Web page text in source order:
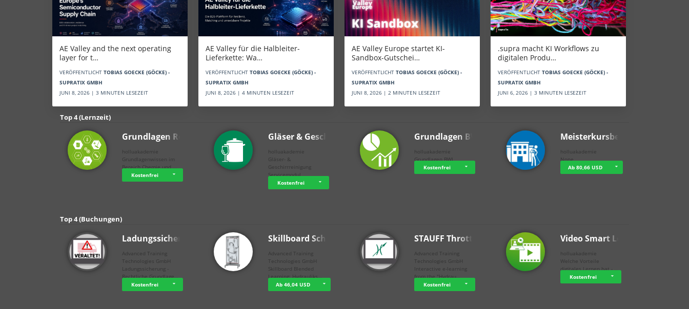
AE Valley and the next operating
layer for t…
VERÖFFENTLICHT TOBIAS GOECKE (GÖCKE) -
SUPRATIX GMBH
JUNI 8, 2026 | 3 MINUTEN LESEZEIT
AE Valley für die Halbleiter-
Lieferkette: Wa…
VERÖFFENTLICHT TOBIAS GOECKE (GÖCKE) -
SUPRATIX GMBH
JUNI 8, 2026 | 4 MINUTEN LESEZEIT
AE Valley Europe startet KI-
Sandbox-Gutschei…
VERÖFFENTLICHT TOBIAS GOECKE (GÖCKE) -
SUPRATIX GMBH
JUNI 8, 2026 | 2 MINUTEN LESEZEIT
.supra macht KI Workflows zu
digitalen Produ…
VERÖFFENTLICHT TOBIAS GOECKE (GÖCKE) -
SUPRATIX GMBH
JUNI 6, 2026 | 3 MINUTEN LESEZEIT
Top 4 (Lernzeit)
Grundlagen Rein…
holluakademie
Grundlagenwissen im
Bereich Chemie und …
Kostenfrei
Gläser & Geschi…
holluakademie
Gläser- &
Geschirrreinigung
Servicemodul
Kostenfrei
Grundlagen BWL
holluakademie
Grundlagen BWL
Kostenfrei
Meisterkursbegl…
holluakademie
None
Ab 80,66 USD
Top 4 (Buchungen)
Ladungssicherung
Advanced Training
Technologies GmbH
Ladungssicherung -
Rechtliche Grundlage…
Kostenfrei
Skillboard Schl…
Advanced Training
Technologies GmbH
Skillboard Blended
Learning: Hydrauliks…
Ab 46,04 USD
STAUFF Throttle…
Advanced Training
Technologies GmbH
Interactive e-learning
from the "Hydrau…
Kostenfrei
Video Smart Lea…
holluakademie
Welche Vorteile
digitales Lernen hat - …
Kostenfrei